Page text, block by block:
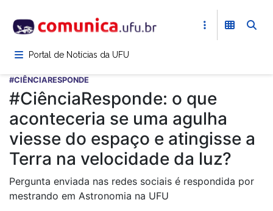
para
conteúdoPortal de Notícias da UFU
#CIÊNCIARESPONDE
#CiênciaResponde: o que
aconteceria se uma agulha
viesse do espaço e atingisse a
Terra na velocidade da luz?
Pergunta enviada nas redes sociais é respondida por
mestrando em Astronomia na UFU